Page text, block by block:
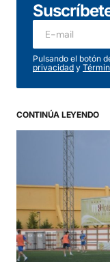
Tu dirección
publicada.
marcados con
Comentario*
Your Name
Your E-mail*
Guarda
en este
Pulsando el botón
privacidad y
CONTINÚA LEYENDO